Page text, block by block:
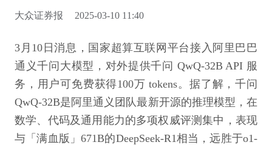
大众证券报 2025-03-10 11:40
3月10日消息，国家超算互联网平台接入阿里巴巴
通义千问大模型，对外提供千问 QwQ-32B A­PI 服
务，用户可免费获得100万 tokens。据了解，千问
QwQ-32B是阿里通义团队最新开源的推理模型，在
数学、代码及通用能力的多项权威评测集中，表现
与「满血版」671B的De­e­p­S­e­ek-R1相当，远胜于o1-